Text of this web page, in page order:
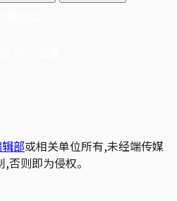
部或相关单位所有,未经端传媒
则即为侵权。